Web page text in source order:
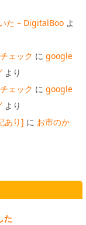
た – DigitalBoo よ
ェック に google
より
ェック に google
より
あり] に お市のか
た